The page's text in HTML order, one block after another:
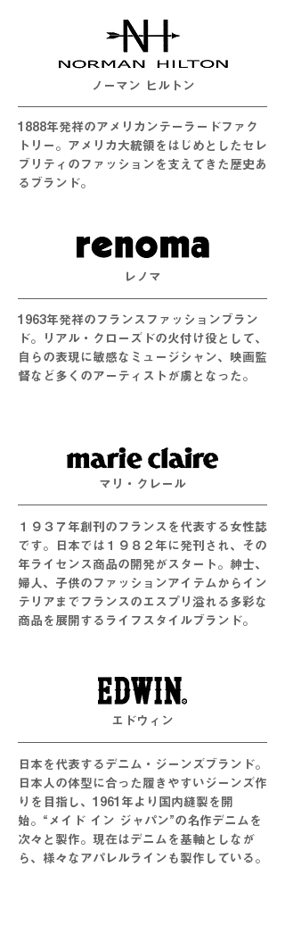
ノーマン ヒルトン
1888年発祥のアメリカンテーラードファク
トリー。アメリカ大統領をはじめとしたセレ
ブリティのファッションを支えてきた歴史あ
るブランド。
レノマ
1963年発祥のフランスファッションブラン
ド。リアル・クローズドの火付け役として、
自らの表現に敏感なミュージシャン、映画監
督など多くのアーティストが虜となった。
​マリ・クレール
１９３７年創刊のフランスを代表する女性誌
です。日本では１９８２年に発刊され、その
年ライセンス商品の開発がスタート。紳士、
婦人、子供のファッションアイテムからイン
テリアまでフランスのエスプリ溢れる多彩な
商品を展開するライフスタイルブランド。
エドウィン
日本を代表するデニム・ジーンズブランド。
日本人の体型に合った履きやすいジーンズ作
りを目指し、1961年より国内縫製を開
始。“メイド イン ジャパン”の名作デニムを
次々と製作。現在はデニムを基軸としなが
ら、様々なアパレルラインも製作している。